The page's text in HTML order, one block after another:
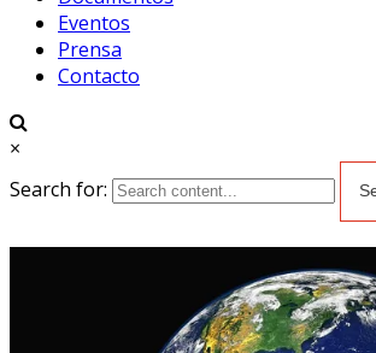
Eventos
Prensa
Contacto
×
Search for: